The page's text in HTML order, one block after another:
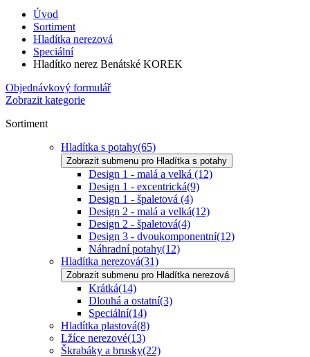
Úvod
Sortiment
Hladítka nerezová
Speciální
Hladítko nerez Benátské KOREK
Objednávkový formulář
Zobrazit kategorie
Sortiment
Hladítka s potahy(65)
Zobrazit submenu pro Hladítka s potahy
Design 1 - malá a velká (12)
Design 1 - excentrická(9)
Design 1 - špaletová (4)
Design 2 - malá a velká(12)
Design 2 - špaletová(4)
Design 3 - dvoukomponentní(12)
Náhradní potahy(12)
Hladítka nerezová(31)
Zobrazit submenu pro Hladítka nerezová
Krátká(14)
Dlouhá a ostatní(3)
Speciální(14)
Hladítka plastová(8)
Lžíce nerezové(13)
Škrabáky a brusky(22)